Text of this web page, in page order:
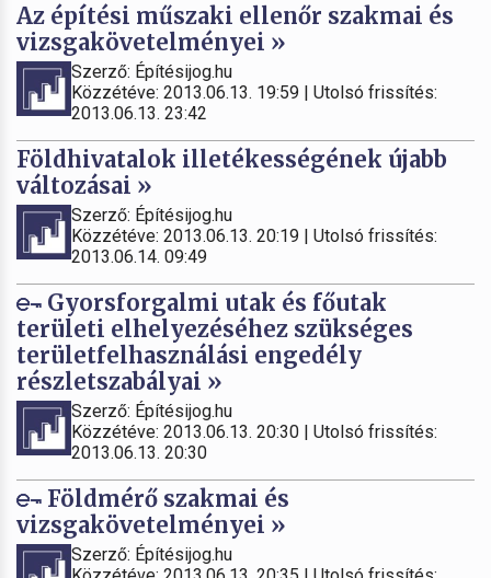
Az építési műszaki ellenőr szakmai és
vizsgakövetelményei »
Szerző: Építésijog.hu
Közzétéve: 2013.06.13. 19:59 | Utolsó frissítés:
2013.06.13. 23:42
Földhivatalok illetékességének újabb
változásai »
Szerző: Építésijog.hu
Közzétéve: 2013.06.13. 20:19 | Utolsó frissítés:
2013.06.14. 09:49
Gyorsforgalmi utak és főutak
területi elhelyezéséhez szükséges
területfelhasználási engedély
részletszabályai »
Szerző: Építésijog.hu
Közzétéve: 2013.06.13. 20:30 | Utolsó frissítés:
2013.06.13. 20:30
Földmérő szakmai és
vizsgakövetelményei »
Szerző: Építésijog.hu